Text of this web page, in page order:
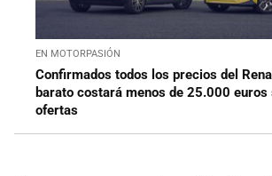
EN MOTORPASIÓN
Confirmados todos los precios del
barato costará menos de 25.000 euros
ofertas